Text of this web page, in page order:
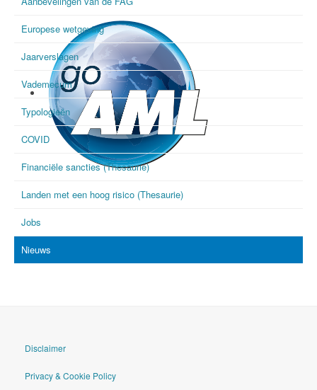
Europese wetgeving
Jaarverslagen
Vademecum
Typologieën
COVID
Financiële sancties (Thesaurie)
Landen met een hoog risico (Thesaurie)
Jobs
Nieuws
Disclaimer
Privacy & Cookie Policy